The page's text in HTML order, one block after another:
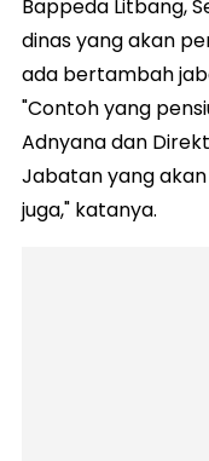
Bappeda Litbang,
dinas yang akan
ada bertambah
"Contoh yang
Adnyana dan
Jabatan yang
juga," katanya.